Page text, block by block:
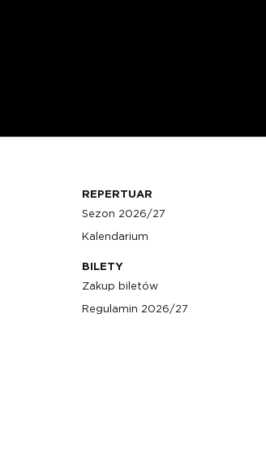
REPERTUAR
Sezon 2026/27
Kalendarium
BILETY
Zakup biletów
Regulamin 2026/27